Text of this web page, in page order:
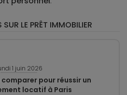
LE PRÊT IMMOBILIER
1 juin 2026
comparer pour réussir un
locatif à Paris